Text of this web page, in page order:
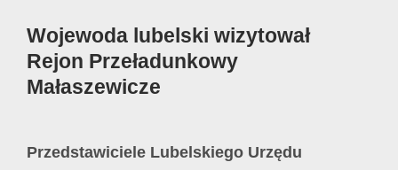
Wojewoda lubelski wizytował
Rejon Przeładunkowy
Małaszewicze
Przedstawiciele Lubelskiego Urzędu